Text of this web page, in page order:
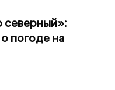
северный»:
погоде на